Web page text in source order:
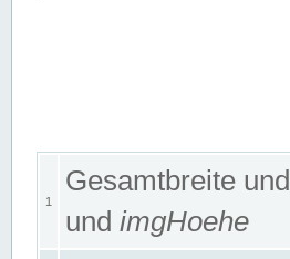
1
Gesamtbreite
und imgHoehe